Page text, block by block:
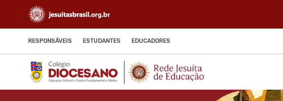
RESPONSÁVEIS ESTUDANTES EDUCADORES